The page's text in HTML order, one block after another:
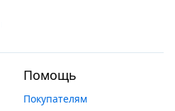
Помощь
Покупателям